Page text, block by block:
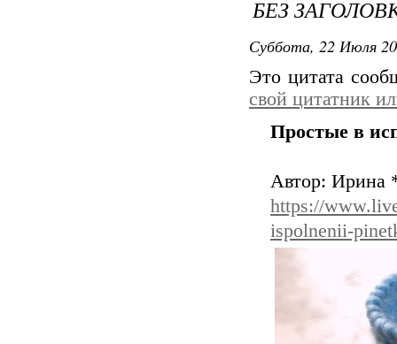
БЕЗ
Суббота, 22 Июля
Это цитата
свой цитатник
Простые в
Автор: Ирина
https://
ispolnenii-